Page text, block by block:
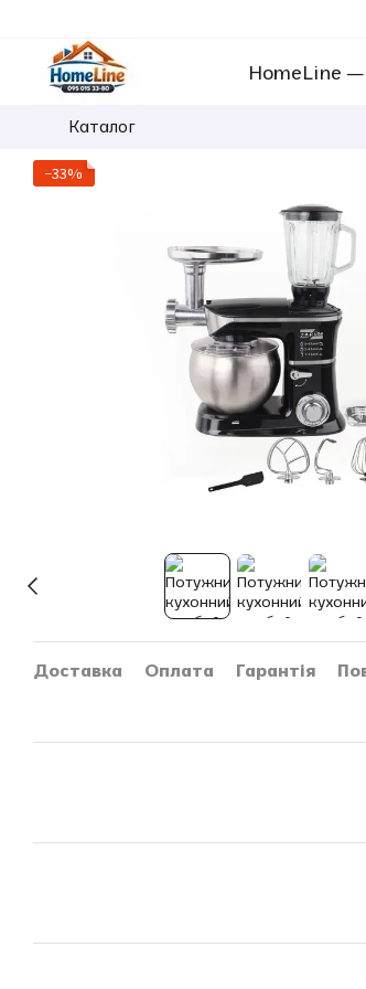
HomeLine —
Каталог
−33%
Доставка Оплата Гарантія